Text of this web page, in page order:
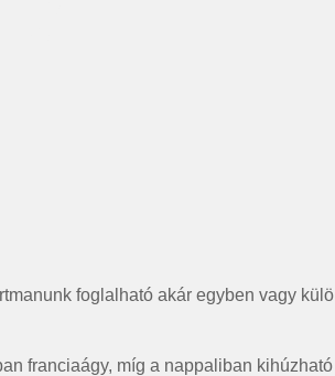
foglalható akár egyben vagy
franciaágy, míg a nappaliban